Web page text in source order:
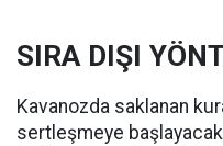
SIRA DIŞI
Kavanozda saklanan
sertleşmeye